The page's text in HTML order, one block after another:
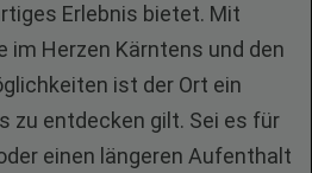
Erlebnis bietet. Mit
im Herzen Kärntens und den
ist der Ort ein
zu entdecken gilt. Sei es für
einen längeren Aufenthalt